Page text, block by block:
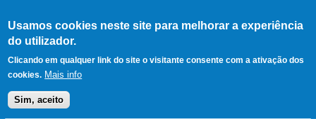
Usamos cookies neste site para melhorar a experiência
do utilizador.
Clicando em qualquer link do site o visitante consente com a ativação dos
cookies. Mais info
Sim, aceito
LERPARAVER , ir para a
página principal
O portal da visão diferente
Menu principal
Notícias